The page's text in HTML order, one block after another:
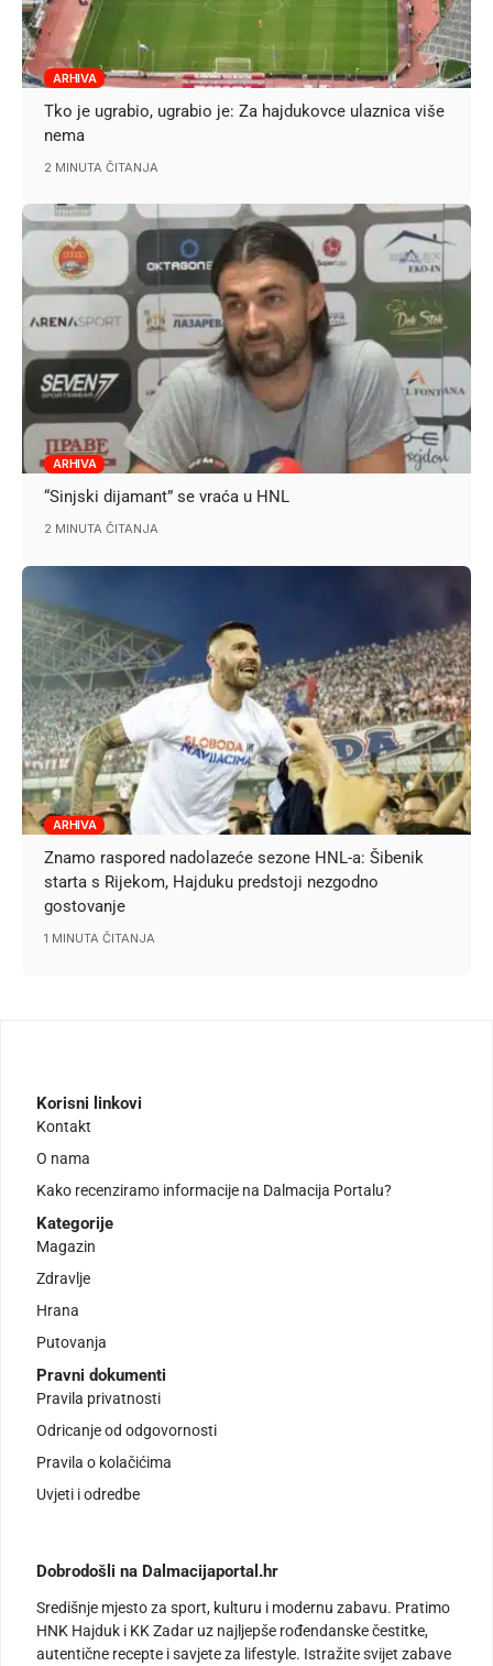
ARHIVA
Tko je ugrabio, ugrabio je: Za hajdukovce ulaznica više
nema
2 MINUTA ČITANJA
ARHIVA
“Sinjski dijamant” se vraća u HNL
2 MINUTA ČITANJA
ARHIVA
Znamo raspored nadolazeće sezone HNL-a: Šibenik
starta s Rijekom, Hajduku predstoji nezgodno
gostovanje
1 MINUTA ČITANJA
Korisni linkovi
Kontakt
O nama
Kako recenziramo informacije na Dalmacija Portalu?
Kategorije
Magazin
Zdravlje
Hrana
Putovanja
Pravni dokumenti
Pravila privatnosti
Odricanje od odgovornosti
Pravila o kolačićima
Uvjeti i odredbe
Dobrodošli na Dalmacijaportal.hr
Središnje mjesto za sport, kulturu i modernu zabavu. Pratimo
HNK Hajduk i KK Zadar uz najljepše rođendanske čestitke,
autentične recepte i savjete za lifestyle. Istražite svijet zabave